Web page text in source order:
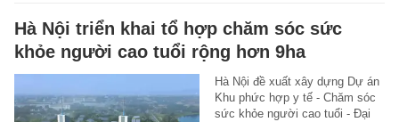
Hà Nội triển khai tổ hợp chăm sóc sức
khỏe người cao tuổi rộng hơn 9ha
Hà Nội đề xuất xây dựng Dự án
Khu phức hợp y tế - Chăm sóc
sức khỏe người cao tuổi - Đại